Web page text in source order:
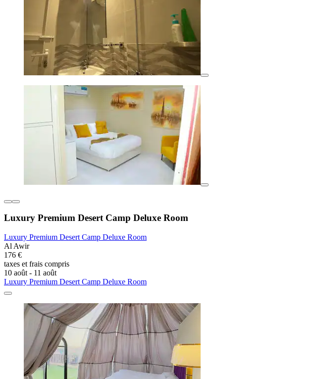
Luxury Premium Desert Camp Deluxe Room
Luxury Premium Desert Camp Deluxe Room
Al Awir
176 €
taxes et frais compris
10 août - 11 août
Luxury Premium Desert Camp Deluxe Room